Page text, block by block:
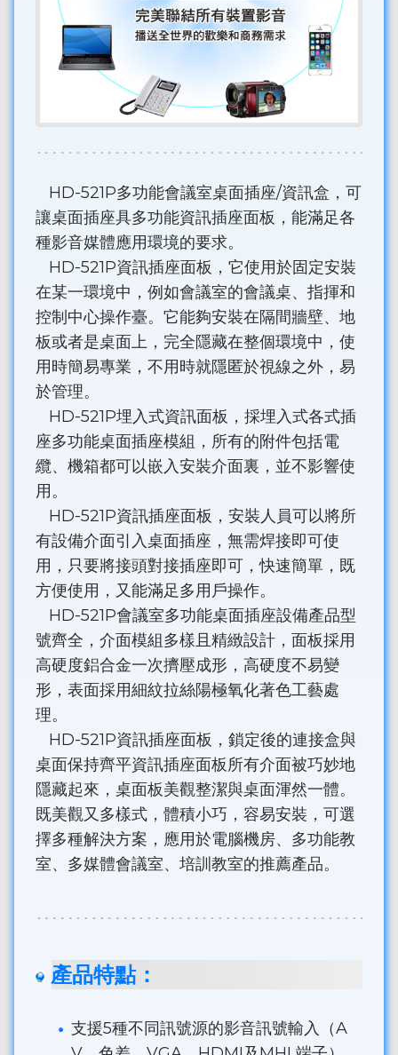
HD-521P多功能會議室桌面插座/資訊盒，可
讓桌面插座具多功能資訊插座面板，能滿足各
種影音媒體應用環境的要求。
HD-521P資訊插座面板，它使用於固定安裝
在某一環境中，例如會議室的會議桌、指揮和
控制中心操作臺。它能夠安裝在隔間牆壁、地
板或者是桌面上，完全隱藏在整個環境中，使
用時簡易專業，不用時就隱匿於視線之外，易
於管理。
HD-521P埋入式資訊面板，採埋入式各式插
座多功能桌面插座模組，所有的附件包括電
纜、機箱都可以嵌入安裝介面裏，並不影響使
用。
HD-521P資訊插座面板，安裝人員可以將所
有設備介面引入桌面插座，無需焊接即可使
用，只要將接頭對接插座即可，快速簡單，既
方便使用，又能滿足多用戶操作。
HD-521P會議室多功能桌面插座設備產品型
號齊全，介面模組多樣且精緻設計，面板採用
高硬度鋁合金一次擠壓成形，高硬度不易變
形，表面採用細紋拉絲陽極氧化著色工藝處
理。
HD-521P資訊插座面板，鎖定後的連接盒與
桌面保持齊平資訊插座面板所有介面被巧妙地
隱藏起來，桌面板美觀整潔與桌面渾然一體。
既美觀又多樣式，體積小巧，容易安裝，可選
擇多種解決方案，應用於電腦機房、多功能教
室、多媒體會議室、培訓教室的推薦產品。
產品特點：
支援5種不同訊號源的影音訊號輸入（A